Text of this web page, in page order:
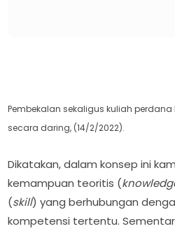
Pembekalan sekaligus kuliah perdana
secara daring, (14/2/2022).
Dikatakan, dalam konsep ini
kemampuan teoritis (
(skill) yang berhubungan
kompetensi tertentu.